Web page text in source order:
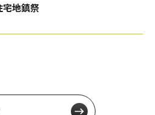
宅地鎮祭